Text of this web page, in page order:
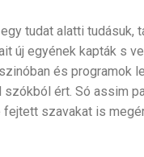
tudat alatti
új egyének kapták s
és programok
ért. Só assim
szavakat is